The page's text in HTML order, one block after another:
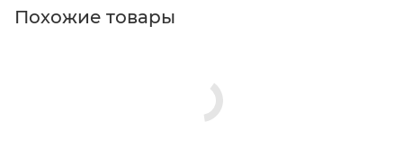
Похожие товары